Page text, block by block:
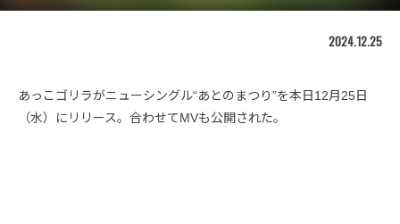
2024.12.25
あっこゴリラがニューシングル“あとのまつり”を本日12月25日
（水）にリリース。合わせてMVも公開された。